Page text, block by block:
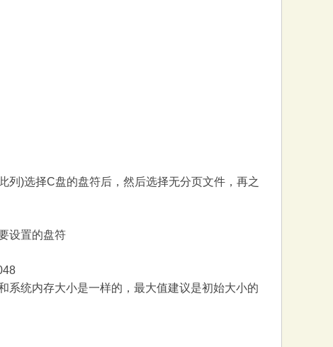
) 选择C盘的盘符后，然后选择无分页文件，再之
设置的盘符
系统内存大小是一样的，最大值建议是初始大小的